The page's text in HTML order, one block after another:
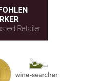
Retailer